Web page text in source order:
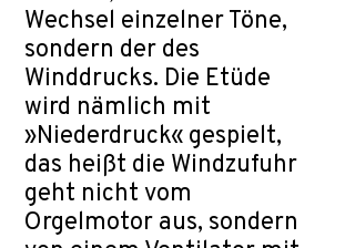
Wechsel einzelner Töne,
sondern der des
Winddrucks. Die Etüde
wird nämlich mit
»Niederdruck« gespielt,
das heißt die Windzufuhr
geht nicht vom
Orgelmotor aus, sondern